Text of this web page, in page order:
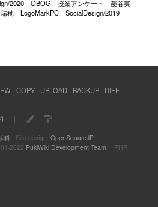
2020 OBOG 授業アンケート
菱谷実
穂 LogoMarkPC
SocialDesign/2019
COPY UPLOAD BACKUP
DIFF
｜
科Site design: OpenSquareJP
2022 PukiWiki Development Team PHP